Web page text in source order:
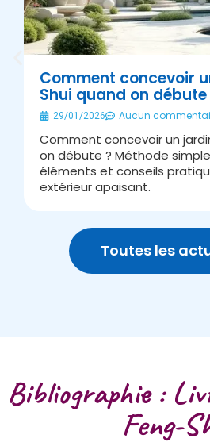
Comment concevoir
Shui quand on débute
29/01/2026 Aucun
Comment concevoir un
on débute ? Méthode
éléments et conseils
extérieur apaisant.
Toutes les
Bibliographie :
Feng-